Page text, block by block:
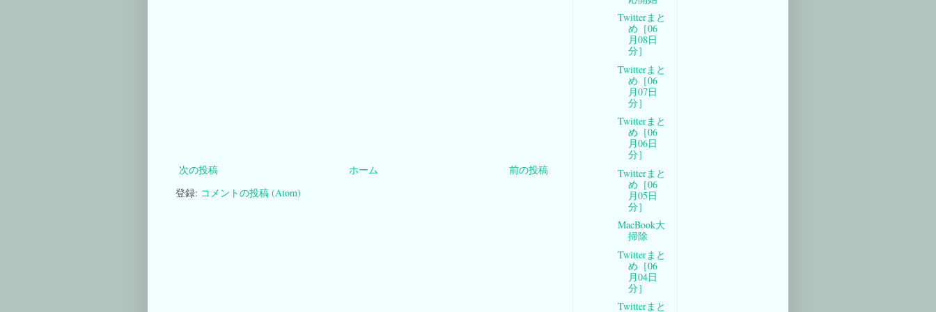
次の投稿 前の投稿
ホーム
登録: コメントの投稿 (Atom)
Twitterまと
め［06
月08日
分］
Twitterまと
め［06
月07日
分］
Twitterまと
め［06
月06日
分］
Twitterまと
め［06
月05日
分］
MacBook大
掃除
Twitterまと
め［06
月04日
分］
Twitterまと